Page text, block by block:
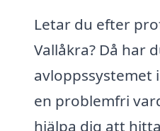
Letar du efter
Vallåkra? Då har
avloppssystemet
en problemfri
hjälpa dig att